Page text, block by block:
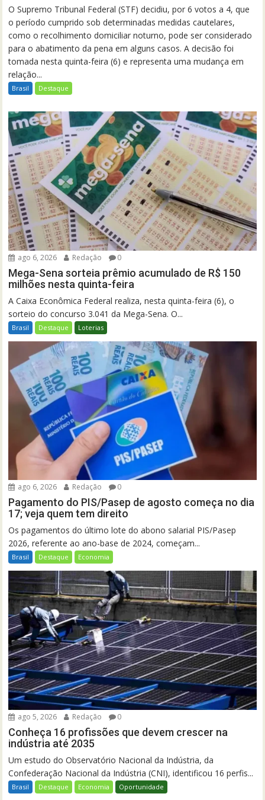
O Supremo Tribunal Federal (STF) decidiu, por 6 votos a 4, que
o período cumprido sob determinadas medidas cautelares,
como o recolhimento domiciliar noturno, pode ser considerado
para o abatimento da pena em alguns casos. A decisão foi
tomada nesta quinta-feira (6) e representa uma mudança em
relação...
Brasil Destaque
ago 6, 2026 Redação 0
Mega-Sena sorteia prêmio acumulado de R$ 150
milhões nesta quinta-feira
A Caixa Econômica Federal realiza, nesta quinta-feira (6), o
sorteio do concurso 3.041 da Mega-Sena. O...
Brasil Destaque Loterias
ago 6, 2026 Redação 0
Pagamento do PIS/Pasep de agosto começa no dia
17; veja quem tem direito
Os pagamentos do último lote do abono salarial PIS/Pasep
2026, referente ao ano-base de 2024, começam...
Brasil Destaque Economia
ago 5, 2026 Redação 0
Conheça 16 profissões que devem crescer na
indústria até 2035
Um estudo do Observatório Nacional da Indústria, da
Confederação Nacional da Indústria (CNI), identificou 16 perfis...
Brasil Destaque Economia Oportunidade